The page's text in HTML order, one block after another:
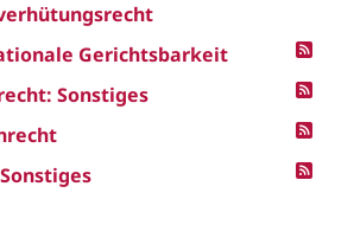
Gerichtsbarkeit
Sonstiges